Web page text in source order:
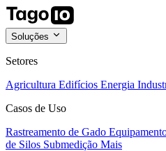
Soluções
Setores
Agricultura Edifícios Energia
Casos de Uso
Rastreamento de Gado
de Silos Submedição Mais